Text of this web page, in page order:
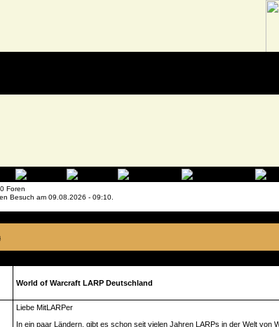
Foren
Besuch am 09.08.2026 - 09:10.
World of Warcraft LARP Deutschland
Liebe MitLARPer
In ein paar Ländern, gibt es schon seit vielen Jahren LARPs in der Welt von